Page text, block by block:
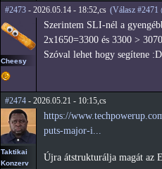
#2473 - 2026.05.14 - 18:52,cs (Válasz #2471
Cheesy
Szerintem SLI-nél a
2x1650=3300 és 3300 >
Szóval lehet hogy segítene
#2474 - 2026.05.21 - 10:15,cs
Taktikai
Konzerv
https://
puts-major-i...
Újra átstrukturálja magát az